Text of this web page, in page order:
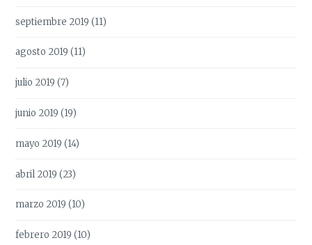
septiembre 2019 (11)
agosto 2019 (11)
julio 2019 (7)
junio 2019 (19)
mayo 2019 (14)
abril 2019 (23)
marzo 2019 (10)
febrero 2019 (10)